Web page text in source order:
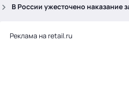
В России ужесточено наказание
Реклама на retail.ru